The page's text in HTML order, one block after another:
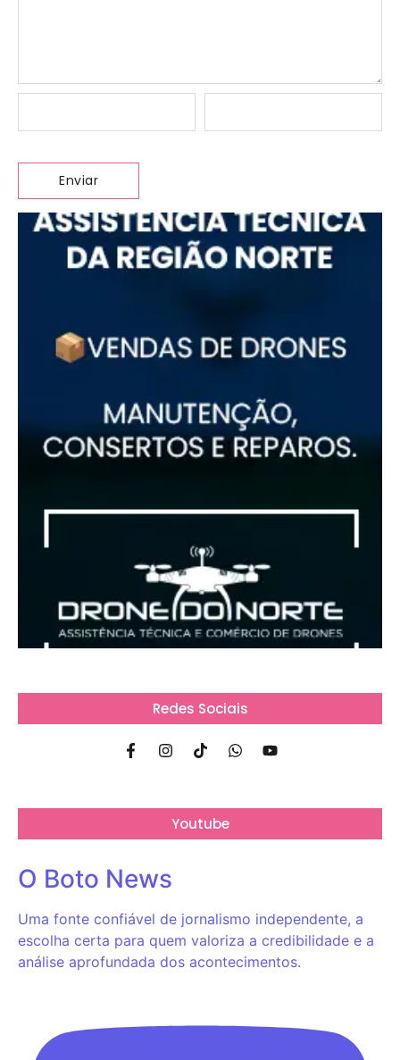
Redes Sociais
Youtube
O Boto News
Uma fonte confiável de jornalismo independente, a
escolha certa para quem valoriza a credibilidade e a
análise aprofundada dos acontecimentos.